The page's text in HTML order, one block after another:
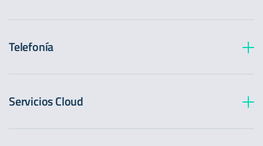
Protección DNS
Telefonía
Servicios Cloud